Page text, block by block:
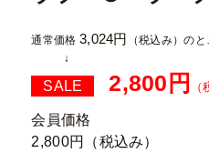
通常価格 3,024円 （税込み）のと
SALE 2,800円
会員価格
2,800円
（税込み）